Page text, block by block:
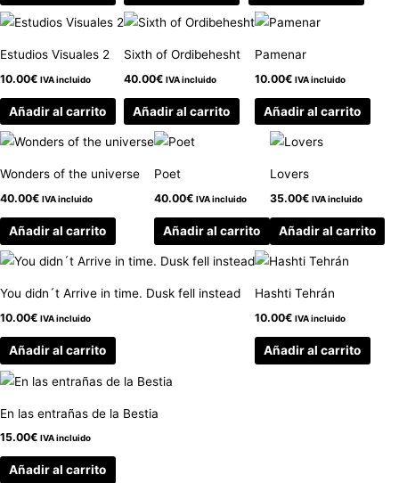
Estudios Visuales 2
10.00€ IVA incluido
Añadir al carrito
Sixth of Ordibehesht
40.00€ IVA incluido
Añadir al carrito
Pamenar
10.00€ IVA incluido
Añadir al carrito
Wonders of the universe
40.00€ IVA incluido
Añadir al carrito
Poet
40.00€ IVA incluido
Añadir al carrito
Lovers
35.00€ IVA incluido
Añadir al carrito
You didn´t Arrive in time. Dusk fell instead
10.00€ IVA incluido
Añadir al carrito
Hashti Tehrán
10.00€ IVA incluido
Añadir al carrito
En las entrañas de la Bestia
15.00€ IVA incluido
Añadir al carrito